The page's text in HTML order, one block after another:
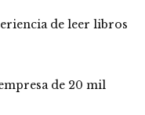
de leer libros
de 20 mil